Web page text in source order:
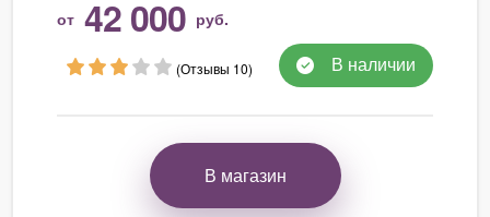
от 42 000 руб.
(Отзывы 10) В наличии
В магазин